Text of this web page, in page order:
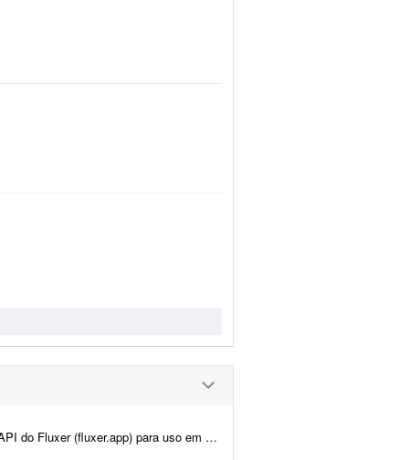
A ideia é manter praticamente toda a estrutura atual da plata...